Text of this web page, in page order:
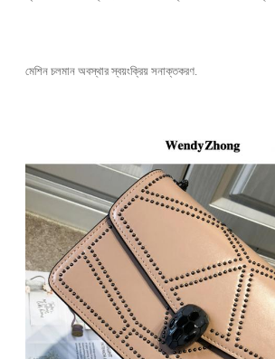
মেশিন চলমান অবস্থার স্বয়ংক্রিয় সনাক্তকরণ.